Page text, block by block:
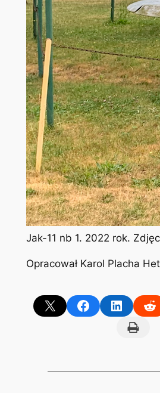
Jak-11 nb 1. 2022 rok.
Opracował Karol Placha
Share on X Share on Facebook
Share on
Print this Page